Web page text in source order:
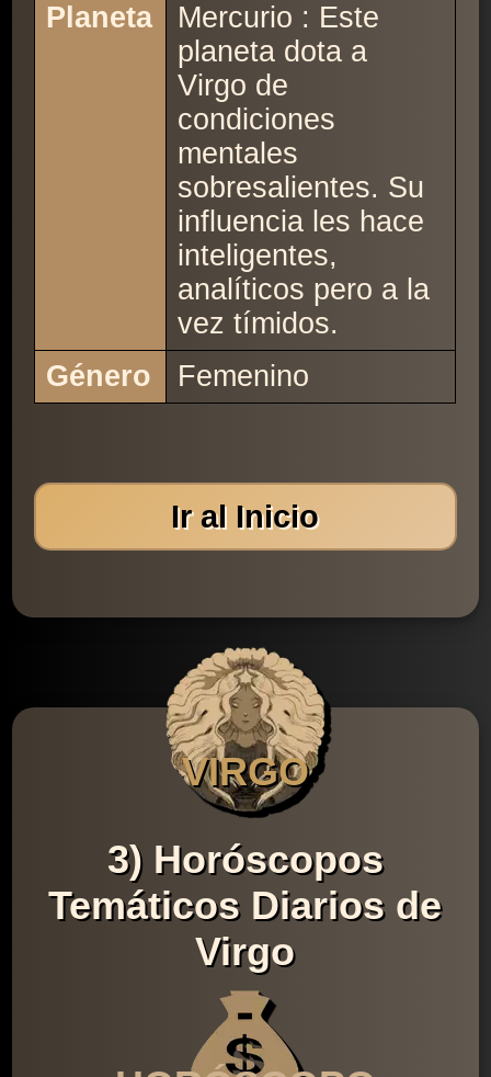
Planeta
Mercurio : Este
planeta dota a
Virgo de
condiciones
mentales
sobresalientes. Su
influencia les hace
inteligentes,
analíticos pero a la
vez tímidos.
Género
Femenino
Ir al Inicio
VIRGO
3) Horóscopos
Temáticos Diarios de
Virgo